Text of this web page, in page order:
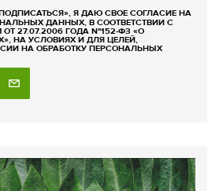
Я ДАЮ СВОЕ СОГЛАСИЕ НА
ДАННЫХ, В СООТВЕТСТВИИ С
27.07.2006 ГОДА №152-ФЗ «О
НА УСЛОВИЯХ И ДЛЯ ЦЕЛЕЙ,
НА ОБРАБОТКУ ПЕРСОНАЛЬНЫХ